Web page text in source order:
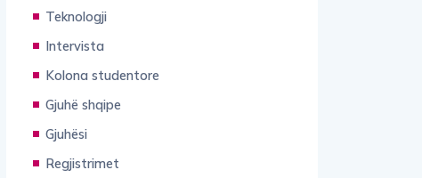
Teknologji
Intervista
Kolona studentore
Gjuhë shqipe
Gjuhësi
Regjistrimet